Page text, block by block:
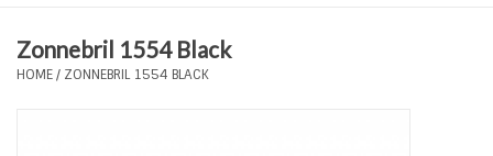
Plus Size Sieraden
Zonnebril 1554 Black
HOME/ ZONNEBRIL 1554 BLACK